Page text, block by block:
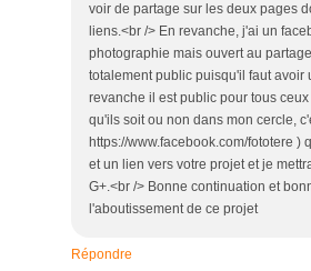
voir de partage sur les deux pages
liens.<br /> En revanche, j'ai un
photographie mais ouvert au
totalement public puisqu'il faut avoir
revanche il est public pour tous
qu'ils soit ou non dans mon cercle,
https://www.facebook.com/fototere )
et un lien vers votre projet et je
G+.<br /> Bonne continuation et
l'aboutissement de ce projet
Répondre